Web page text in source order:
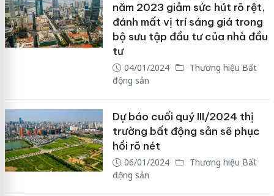
năm 2023 giảm sức hút rõ rệt,
đánh mất vị trí sáng giá trong
bộ sưu tập đầu tư của nhà đầu
tư
04/01/2024
Thương hiệu Bất
động sản
Dự báo cuối quý III/2024 thị
trường bất động sản sẽ phục
hồi rõ nét
06/01/2024
Thương hiệu Bất
động sản